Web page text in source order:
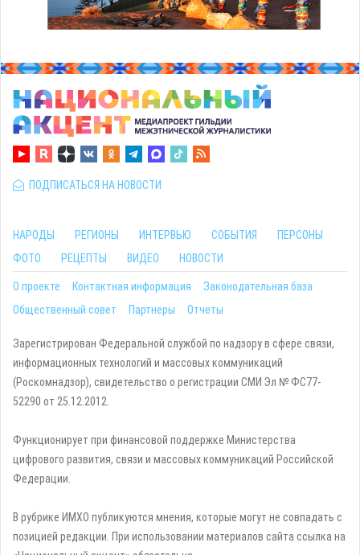
ПОДПИСАТЬСЯ НА НОВОСТИ
НАРОДЫ РЕГИОНЫ ИНТЕРВЬЮ СОБЫТИЯ
ПЕРСОНЫ
ФОТО
РЕЦЕПТЫ ВИДЕО НОВОСТИ
О проекте Контактная информация
Законодательная база
Общественный совет
Партнеры Отчеты
Зарегистрирован Федеральной службой по надзору в сфере связи,
информационных технологий и массовых коммуникаций
(Роскомнадзор), свидетельство о регистрации СМИ Эл № ФС77-
52290 от 25.12.2012.
Функционирует при финансовой поддержке Министерства
цифрового развития, связи и массовых коммуникаций Российской
Федерации.
В рубрике ИМХО публикуются мнения, которые могут не совпадать с
позицией редакции. При использовании материалов сайта ссылка на